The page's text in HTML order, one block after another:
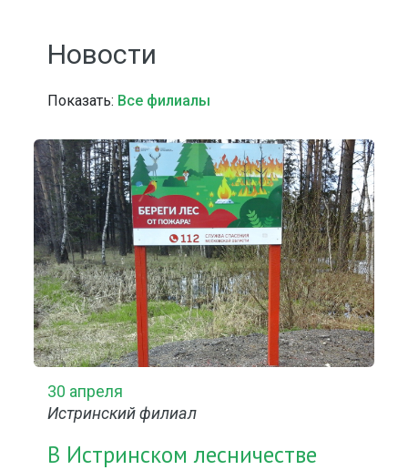
Новости
Показать: Все филиалы
30 апреля
Истринский филиал
В Истринском лесничестве